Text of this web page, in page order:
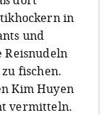
in
und
Reisnudeln
fischen.
Kim Huyen
vermitteln.